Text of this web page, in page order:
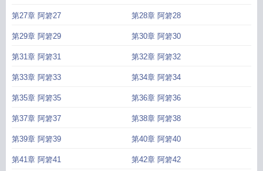
第27章 阿箬27 第28章 阿箬28
第29章 阿箬29 第30章 阿箬30
第31章 阿箬31 第32章 阿箬32
第33章 阿箬33 第34章 阿箬34
第35章 阿箬35 第36章 阿箬36
第37章 阿箬37 第38章 阿箬38
第39章 阿箬39 第40章 阿箬40
第41章 阿箬41 第42章 阿箬42